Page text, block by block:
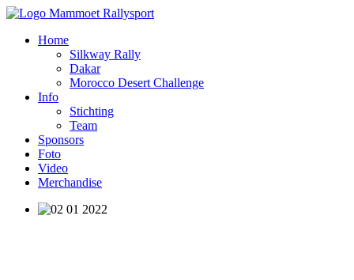
Home
Silkway Rally
Dakar
Morocco Desert Challenge
Info
Stichting
Team
Sponsors
Foto
Video
Merchandise